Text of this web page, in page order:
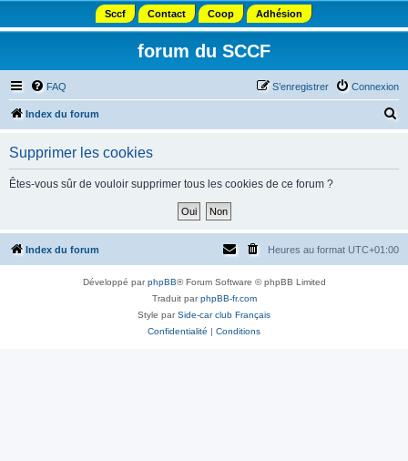
Sccf Contact Coop Adhésion
forum du SCCF
FAQ Connexion
S’enregistrer
Index du forum
h
Supprimer les cookies
Êtes-vous sûr de vouloir supprimer tous les cookies de ce forum ?
Index du forum Heures au format UTC+01:00
Développé parphpBB® Forum Software © phpBB Limited
Traduit parphpBB-fr.com
Style parSide-car club Français
Confidentialité | Conditions